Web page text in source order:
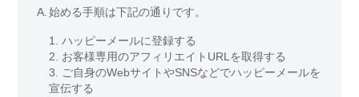
A. 始める手順は下記の通りです。
1. ハッピーメールに登録する
2. お客様専用のアフィリエイトURLを取得する
3. ご自身のWebサイトやSNSなどでハッピーメールを
宣伝する